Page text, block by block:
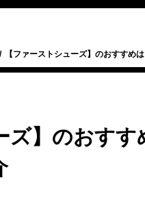
【ファーストシューズ】のおすすめ
ズ】のおす